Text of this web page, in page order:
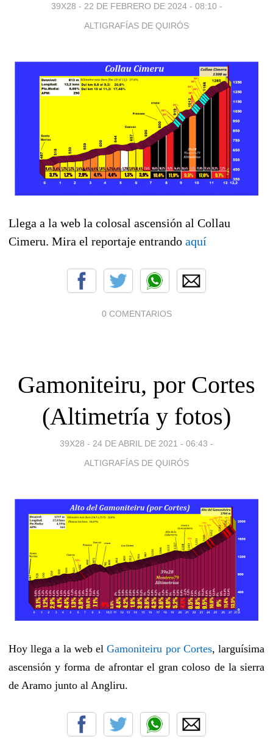
39X28 - 22 DE FEBRERO DE 2024 - 08:10 -
ALTIGRAFÍAS DE QUIRÓS
Llega a la web la colosal ascensión al Collau
Cimeru. Mira el reportaje entrando aquí
0 COMENTARIOS
Gamoniteiru, por Cortes
(Altimetría y fotos)
39X28 - 24 DE ABRIL DE 2021 - 06:43 -
ALTIGRAFÍAS DE QUIRÓS
Hoy llega a la web elGamoniteiru por Cortes, larguísima
ascensión y forma de afrontar el gran coloso de la sierra
de Aramo junto al Angliru.